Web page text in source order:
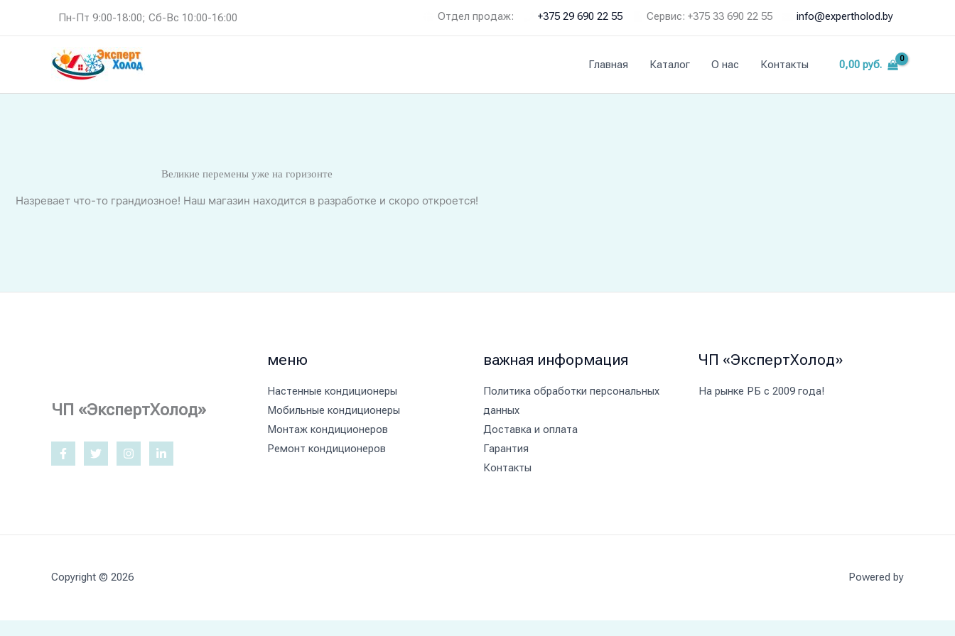
содержимому
Пн-Пт 9:00-18:00; Сб-Вс 10:00-16:00 Отдел продаж: +375 29 690 22 55 Сервис: +375 33 690 22 55 info@expertholod.by
Главная Каталог О нас Контакты 0,00 руб.
Великие перемены уже на горизонте
Назревает что-то грандиозное! Наш магазин находится в разработке и скоро откроется!
ЧП «ЭкспертХолод»
меню
Настенные кондиционеры
Мобильные кондиционеры
Монтаж кондиционеров
Ремонт кондиционеров
важная информация
Политика обработки персональных
данных
Доставка и оплата
Гарантия
Контакты
ЧП «ЭкспертХолод»
На рынке РБ с 2009 года!
Copyright © 2026 Powered by